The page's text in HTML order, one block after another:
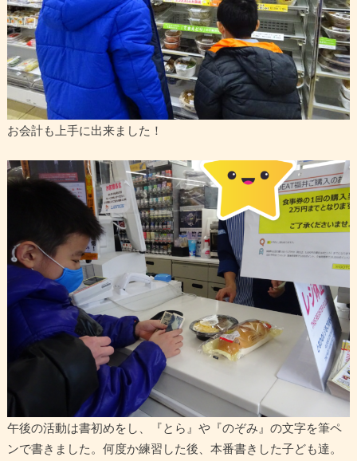
お会計も上手に出来ました！
午後の活動は書初めをし、『とら』や『のぞみ』の文字を筆ペ
ンで書きました。何度か練習した後、本番書きした子ども達。